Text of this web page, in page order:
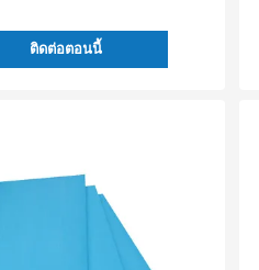
ติดต่อตอนนี้